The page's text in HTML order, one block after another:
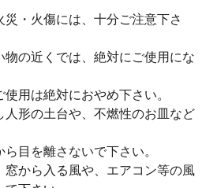
災・火傷には、十分ご注意下さ
物の近くでは、絶対にご使用にな
使用は絶対におやめ下さい。
人形の土台や、不燃性のお皿など
ら目を離さないで下さい。
窓から入る風や、エアコン等の風